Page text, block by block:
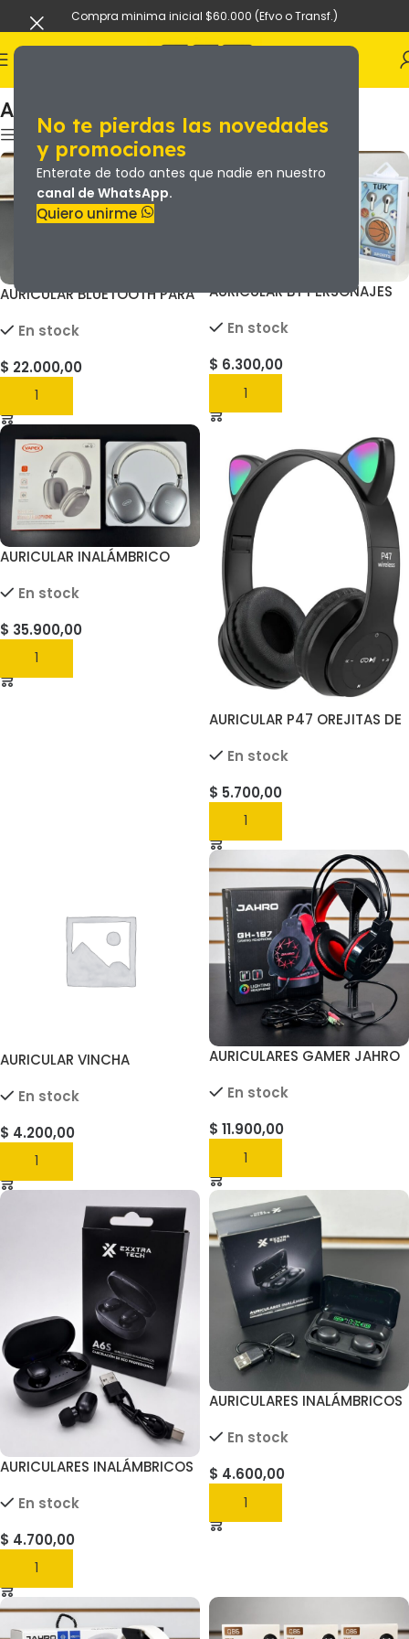
No te pierdas las novedades
y promociones
Enterate de todo antes que nadie en nuestro
canal de WhatsApp.
Quiero unirme
Compra minima inicial $60.000 (Efvo o Transf.)
Auriculares y Smartwatch
AURICULAR BLUETOOTH PARA
En stock
$ 22.000,00
AGREGAR
AURICULAR BT PERSONAJES
En stock
$ 6.300,00
AGREGAR
AURICULAR INALÁMBRICO
En stock
$ 35.900,00
AGREGAR
AURICULAR P47 OREJITAS DE
NEGRO
En stock
$ 5.700,00
AGREGAR
AURICULAR VINCHA
TECHEn stock
$ 4.200,00
AGREGAR
AURICULARES GAMER JAHRO
En stock
$ 11.900,00
AGREGAR
AURICULARES INALÁMBRICOS
En stock
$ 4.700,00
AGREGAR
AURICULARES INALÁMBRICOS
En stock
$ 4.600,00
AGREGAR